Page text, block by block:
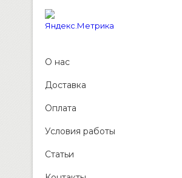
О нас
Доставка
Оплата
Условия работы
Статьи